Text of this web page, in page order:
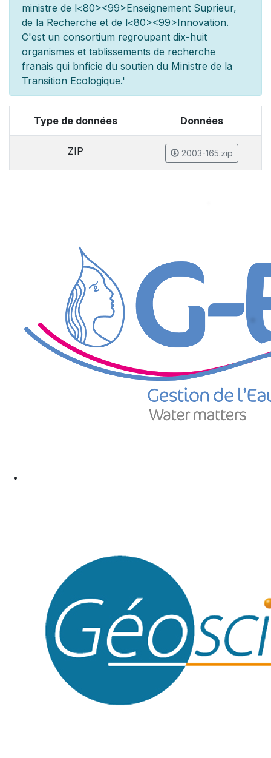
ministre de l<80><99>Enseignement Suprieur,
de la Recherche et de l<80><99>Innovation.
C'est un consortium regroupant dix-huit
organismes et tablissements de recherche
franais qui bnficie du soutien du Ministre de la
Transition Ecologique.'
Type de données Données
ZIP 2003-165.zip